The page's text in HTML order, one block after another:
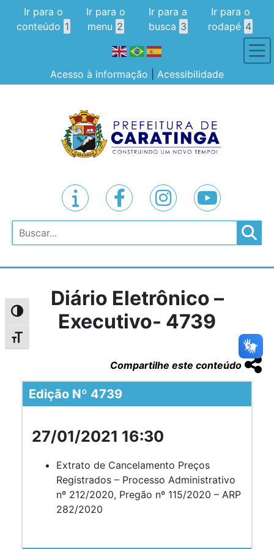
Alternar alto contraste
Alternar tamanho da fonte
Ir para o
conteúdo 1
Ir para o
menu 2
Ir para a
busca 3
Ir para o
rodapé 4
Acesso à informação Acessibilidade
Pesquisar
Diário Eletrônico –
Executivo- 4739
Compartilhe este conteúdo
Edição Nº 4739
27/01/2021 16:30
Extrato de Cancelamento Preços
Registrados – Processo Administrativo
nº 212/2020, Pregão nº 115/2020 – ARP
282/2020